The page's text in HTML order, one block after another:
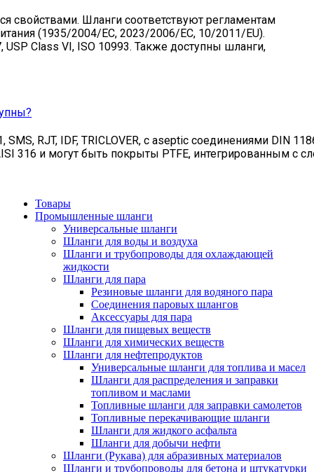
свойствами. Шланги соответствуют регламентам
(1935/2004/EC, 2023/2006/EC, 10/2011/EU).
USP Class VI, ISO 10993. Также доступны шланги,
RJT, IDF, TRICLOVER, с aseptic соединениями DIN
316 и могут быть покрыты PTFE, интегрированным с
Товары
Промышленные шланги
Универсальные шланги
Шланги для воды и воздуха
Шланги и трубопроводы для охлаждающей
жидкости
Шланги для пара
Резиновые шланги для водяного пара
Cоединения паровых шлангов
Аксессуары для пара
Шланги для пищевых веществ
Шланги для химических веществ
Шланги для нефтепродуктов
Универсальные шланги для топлива и масел
Шланги для распределения и заправки
топливом и маслами
Топливные шланги для заправки самолетов
Топливные перекачивающие шланги
Шланги для жидкого асфальта
Шланги для добычи нефти
Шланги (Рукава) для абразивных материалов
Шланги и трубопроводы для бетона и штукатурки